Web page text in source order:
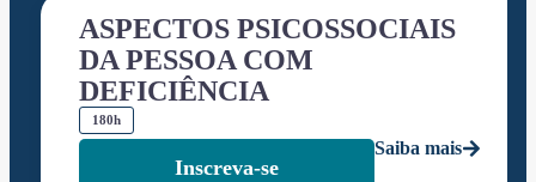
ASPECTOS PSICOSSOCIAIS
DA PESSOA COM
DEFICIÊNCIA
180h
Inscreva-se
Saiba mais